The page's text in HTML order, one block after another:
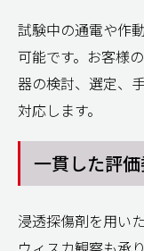
試験中の通電や作
可能です。お客様
器の検討、選定、
対応します。
一貫した評
浸透探傷剤を用い